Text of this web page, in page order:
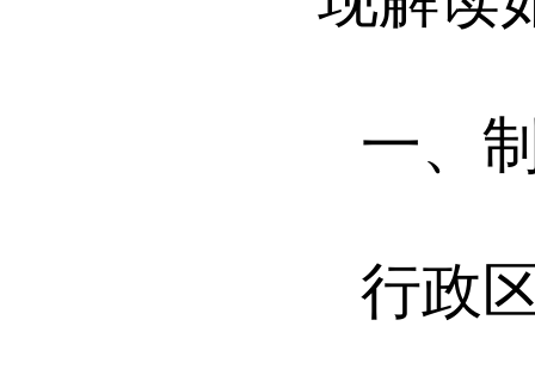
一、
行政